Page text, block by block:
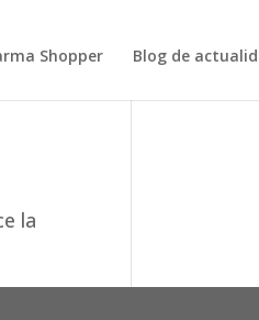
Shopper Blog de
la